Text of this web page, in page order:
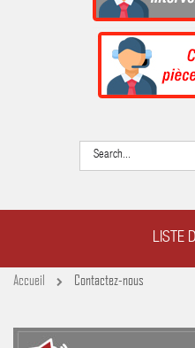
LISTE
Accueil Contactez-nous